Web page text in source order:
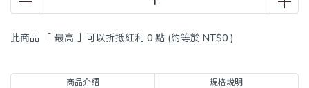
此商品 「 最高 」可以折抵紅利 0 點 (約等於 NT$0 )
商品介紹 規格說明